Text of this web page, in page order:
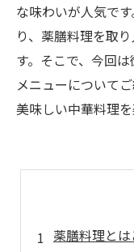
な味わいが人気で
り、薬膳料理を取
す。そこで、今回
メニューについて
美味しい中華料理
薬膳料理と